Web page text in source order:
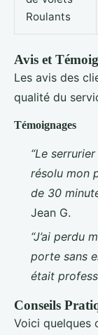
Roulants
Avis et
Les avis des
qualité du
Témoignages
“Le
résolu mon
de 30
Jean G.
“J’ai perdu
porte sans
était
Conseils
Voici quelques